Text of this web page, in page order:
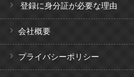
登録に身分証が必要な理由
会社概要
プライバシーポリシー